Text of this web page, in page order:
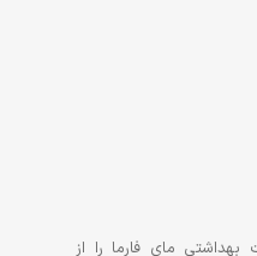
مای فارما را از